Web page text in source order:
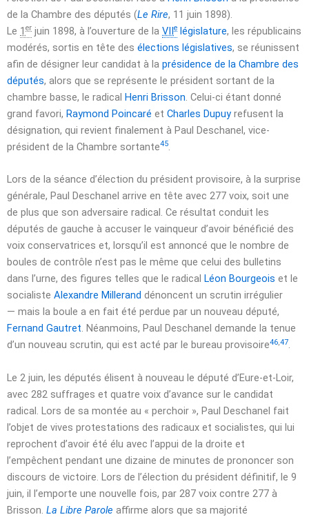
de la Chambre des députés (Le Rire, 11 juin 1898).
Le 1 er juin 1898, à l’ouverture de la VIIe législature, les républicains
modérés, sortis en tête des élections législatives, se réunissent
afin de désigner leur candidat à la présidence de la Chambre des
députés, alors que se représente le président sortant de la
chambre basse, le radical Henri Brisson. Celui-ci étant donné
grand favori, Raymond Poincaré et Charles Dupuy refusent la
désignation, qui revient finalement à Paul Deschanel, vice-
président de la Chambre sortante45.
Lors de la séance d’élection du président provisoire, à la surprise
générale, Paul Deschanel arrive en tête avec 277 voix, soit une
de plus que son adversaire radical. Ce résultat conduit les
députés de gauche à accuser le vainqueur d’avoir bénéficié des
voix conservatrices et, lorsqu’il est annoncé que le nombre de
boules de contrôle n’est pas le même que celui des bulletins
dans l’urne, des figures telles que le radical Léon Bourgeois et le
socialiste Alexandre Millerand dénoncent un scrutin irrégulier
— mais la boule a en fait été perdue par un nouveau député,
Fernand Gautret. Néanmoins, Paul Deschanel demande la tenue
d’un nouveau scrutin, qui est acté par le bureau provisoire46,47.
Le 2 juin, les députés élisent à nouveau le député d’Eure-et-Loir,
avec 282 suffrages et quatre voix d’avance sur le candidat
radical. Lors de sa montée au « perchoir », Paul Deschanel fait
l’objet de vives protestations des radicaux et socialistes, qui lui
reprochent d’avoir été élu avec l’appui de la droite et
l’empêchent pendant une dizaine de minutes de prononcer son
discours de victoire. Lors de l’élection du président définitif, le 9
juin, il l’emporte une nouvelle fois, par 287 voix contre 277 à
Brisson. La Libre Parole affirme alors que sa majorité